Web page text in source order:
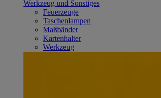
Werkzeug und Sonstiges
Feuerzeuge
Taschenlampen
Maßbänder
Kartenhalter
Werkzeug